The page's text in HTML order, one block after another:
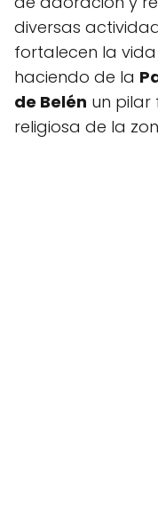
diversas
fortalecen la vida
haciendo de la
de Belén un pilar
religiosa de la